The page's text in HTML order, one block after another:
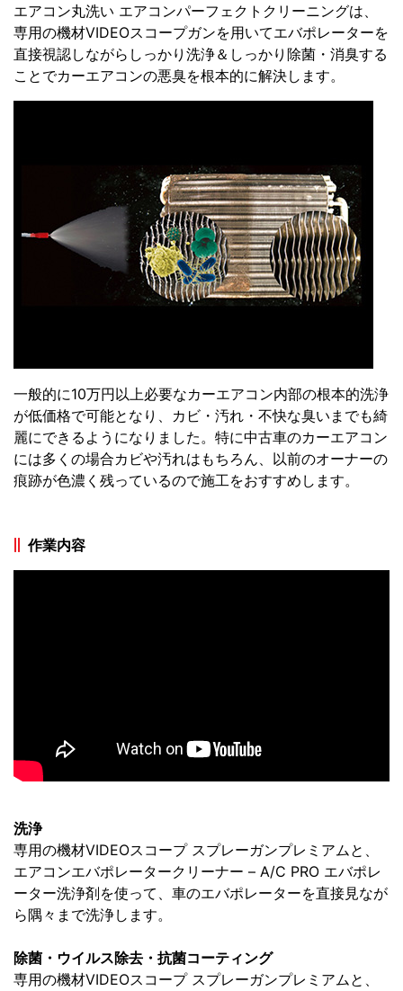
エアコン丸洗い エアコンパーフェクトクリーニングは、
専用の機材VIDEOスコープガンを用いてエバポレーターを
直接視認しながらしっかり洗浄＆しっかり除菌・消臭する
ことでカーエアコンの悪臭を根本的に解決します。
一般的に10万円以上必要なカーエアコン内部の根本的洗浄
が低価格で可能となり、カビ・汚れ・不快な臭いまでも綺
麗にできるようになりました。特に中古車のカーエアコン
には多くの場合カビや汚れはもちろん、以前のオーナーの
痕跡が色濃く残っているので施工をおすすめします。
作業内容
洗浄
専用の機材VIDEOスコープ スプレーガンプレミアムと、
エアコンエバポレータークリーナー – A/C PRO エバポレ
ーター洗浄剤を使って、車のエバポレーターを直接見なが
ら隅々まで洗浄します。
除菌・ウイルス除去・抗菌コーティング
専用の機材VIDEOスコープ スプレーガンプレミアムと、